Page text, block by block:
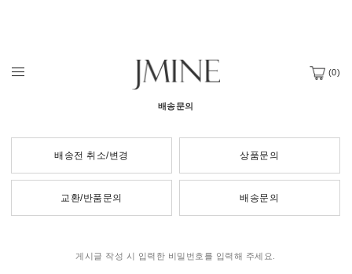
(0)
배송문의
배송전 취소/변경 상품문의
교환/반품문의 배송문의
게시글 작성 시 입력한 비밀번호를 입력해 주세요.